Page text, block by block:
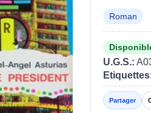
Roman
U.G.S.:
Partager